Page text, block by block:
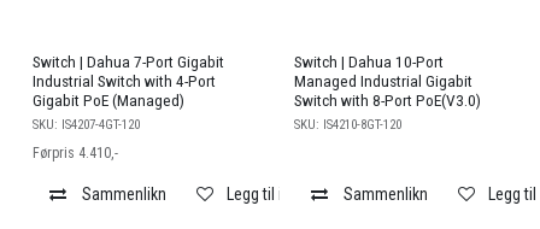
Salg
Switch | Dahua 7-Port Gigabit
Industrial Switch with 4-Port
Gigabit PoE (Managed)
SKU: IS4207-4GT-120
Førpris 4.410,-
Sammenlikn Legg til i ønskeliste
Switch | Dahua 10-Port
Managed Industrial Gigabit
Switch with 8-Port PoE(V3.0)
SKU: IS4210-8GT-120
Sammenlikn Legg